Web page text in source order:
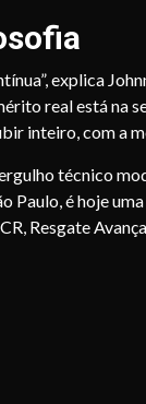
explica
real está na
inteiro, com a
técnico
Paulo, é hoje
Resgate